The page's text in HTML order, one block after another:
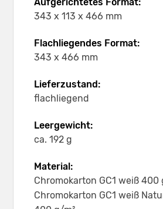
Aufgerichtetes Format:
343 x 113 x 466 mm
Flachliegendes Format:
343 x 466 mm
Lieferzustand:
flachliegend
Leergewicht:
ca. 192 g
Material:
Chromokarton GC1 weiß 400
Chromokarton GC1 weiß